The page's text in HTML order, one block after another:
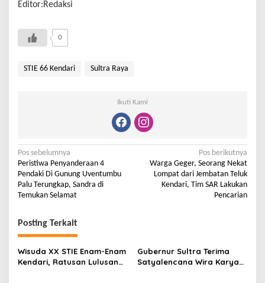
Editor:Redaksi
0
STIE 66 Kendari Sultra Raya
Ikuti Kami
Pos sebelumnya
Peristiwa Penyanderaan 4
Pendaki Di Gunung Uventumbu
Palu Terungkap, Sandra di
Temukan Selamat
Pos berikutnya
Warga Geger, Seorang Nekat
Lompat dari Jembatan Teluk
Kendari, Tim SAR Lakukan
Pencarian
Posting Terkait
Wisuda XX STIE Enam-Enam
Kendari, Ratusan Lulusan
Gubernur Sultra Terima
Satyalencana Wira Karya